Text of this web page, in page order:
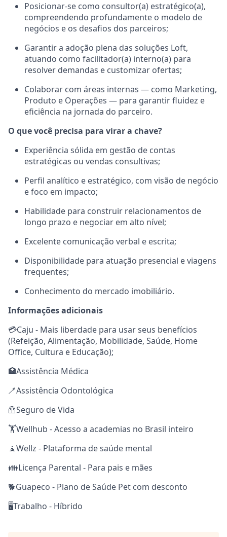
Posicionar-se como consultor(a) estratégico(a),
compreendendo profundamente o modelo de
negócios e os desafios dos parceiros;
Garantir a adoção plena das soluções Loft,
atuando como facilitador(a) interno(a) para
resolver demandas e customizar ofertas;
Colaborar com áreas internas — como Marketing,
Produto e Operações — para garantir fluidez e
eficiência na jornada do parceiro.
O que você precisa para virar a chave?
Experiência sólida em gestão de contas
estratégicas ou vendas consultivas;
Perfil analítico e estratégico, com visão de negócio
e foco em impacto;
Habilidade para construir relacionamentos de
longo prazo e negociar em alto nível;
Excelente comunicação verbal e escrita;
Disponibilidade para atuação presencial e viagens
frequentes;
Conhecimento do mercado imobiliário.
Informações adicionais
💳Caju - Mais liberdade para usar seus benefícios
(Refeição, Alimentação, Mobilidade, Saúde, Home
Office, Cultura e Educação);
🏥Assistência Médica
🪥Assistência Odontológica
🦺Seguro de Vida
🏋️Wellhub - Acesso a academias no Brasil inteiro
🧘Wellz - Plataforma de saúde mental
👪Licença Parental - Para pais e mães
🐕Guapeco - Plano de Saúde Pet com desconto
🖥️Trabalho - Híbrido